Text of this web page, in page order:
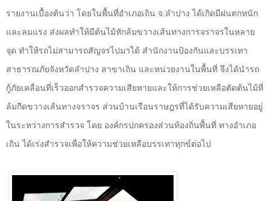
รายงานเบื้องต้นว่า โดยในพื้นที่อำเภอเถิน จ.ลำปาง ได้เกิดมีฝนตกหนัก
และลมแรง ส่งผลทำให้มีต้นไม้หักล้มขวางเส้นทางการจราจรในหลาย
จุด ทำให้รถไม่สามารถสัญจรไปมาได้ สำนักงานป้องกันและบรรเทา
สาธารณภัยจังหวัดลำปาง สาขาเถิน และหน่วยงานในพื้นที่ จึงได้นำรถ
กู้ภัยเคลื่อนที่เร็วออกสำรวจความเสียหายและให้การช่วยเหลือตัดต้นไม้ที่
ล้มกีดขวางเส้นทางจราจร ส่วนบ้านเรือนราษฎรที่ได้รับความเสียหายอยู่
ในระหว่างการสำรวจ โดย องค์กรปกครองส่วนท้องถิ่นพื้นที่ ทางอำเภอ
เถิน ได้เร่งสำรวจเพื่อให้ความช่วยเหลือบรรเทาทุกข์ต่อไป